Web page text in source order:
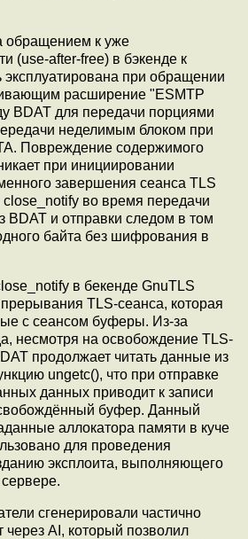
обращением к уже
(use-after-free) в бэкенде к
при обращении
расширение "ESMTP
BDAT для передачи порциями
неделимым блоком при
Повреждение содержимого
при инициировании
завершения сеанса TLS
во время передачи
BDAT и отправки следом в том
байта без шифрования в
в бекенде GnuTLS
TLS-сеанса, которая
с сеансом буферы. Из-за
несмотря на освобождение TLS-
продолжает читать данные из
ungetc(), что при отправке
данных приводит к записи
буфер. Данный
аллокатора памяти в куче
для проведения
эксплоита, выполняющего
сгенерировали частично
AI, который позволил